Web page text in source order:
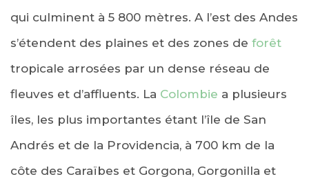
qui culminent à 5 800 mètres. A l’est des Andes
s’étendent des plaines et des zones de forêt
tropicale arrosées par un dense réseau de
fleuves et d’affluents. La Colombie a plusieurs
îles, les plus importantes étant l’île de San
Andrés et de la Providencia, à 700 km de la
côte des Caraïbes et Gorgona, Gorgonilla et